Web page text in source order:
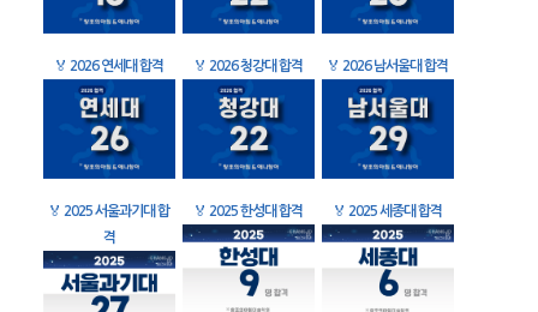
🏅 2026 연세대 합격 🏅 2026 청강대 합격 🏅 2026 남서울대 합격
🏅 2025 서울과기대 합
격
🏅 2025 한성대 합격 🏅 2025 세종대 합격